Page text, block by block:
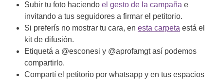
Subir tu foto haciendo el gesto de la campaña e
invitando a tus seguidores a firmar el petitorio.
Si preferís no mostrar tu cara, en esta carpeta está el
kit de difusión.
Etiquetá a @esconesi y @aprofamgt así podemos
compartirlo.
Compartí el petitorio por whatsapp y en tus espacios